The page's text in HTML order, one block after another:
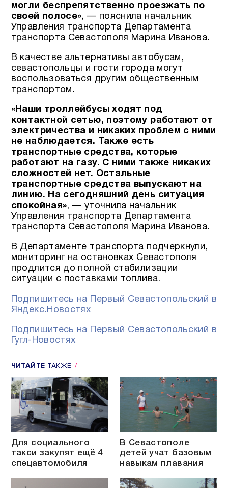
могли беспрепятственно проезжать по
своей полосе», — пояснила начальник
Управления транспорта Департамента
транспорта Севастополя Марина Иванова.
В качестве альтернативы автобусам,
севастопольцы и гости города могут
воспользоваться другим общественным
транспортом.
«Наши троллейбусы ходят под
контактной сетью, поэтому работают от
электричества и никаких проблем с ними
не наблюдается. Также есть
транспортные средства, которые
работают на газу. С ними также никаких
сложностей нет. Остальные
транспортные средства выпускают на
линию. На сегодняшний день ситуация
спокойная», — уточнила начальник
Управления транспорта Департамента
транспорта Севастополя Марина Иванова.
В Департаменте транспорта подчеркнули,
мониторинг на остановках Севастополя
продлится до полной стабилизации
ситуации с поставками топлива.
Подпишитесь на Первый Севастопольский в
Яндекс.Новостях
Подпишитесь на Первый Севастопольский в
Гугл-Новостях
ЧИТАЙТЕ ТАКЖЕ
Для социального
такси закупят ещё 4
спецавтомобиля
В Севастополе
детей учат базовым
навыкам плавания